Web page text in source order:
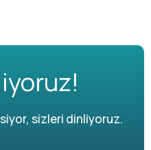
sizleri dinliyoruz.